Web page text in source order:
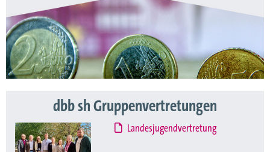
dbb sh Gruppenvertretungen
Landesjugendvertretung